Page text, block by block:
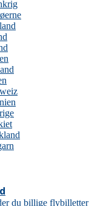
du billige flybilletter